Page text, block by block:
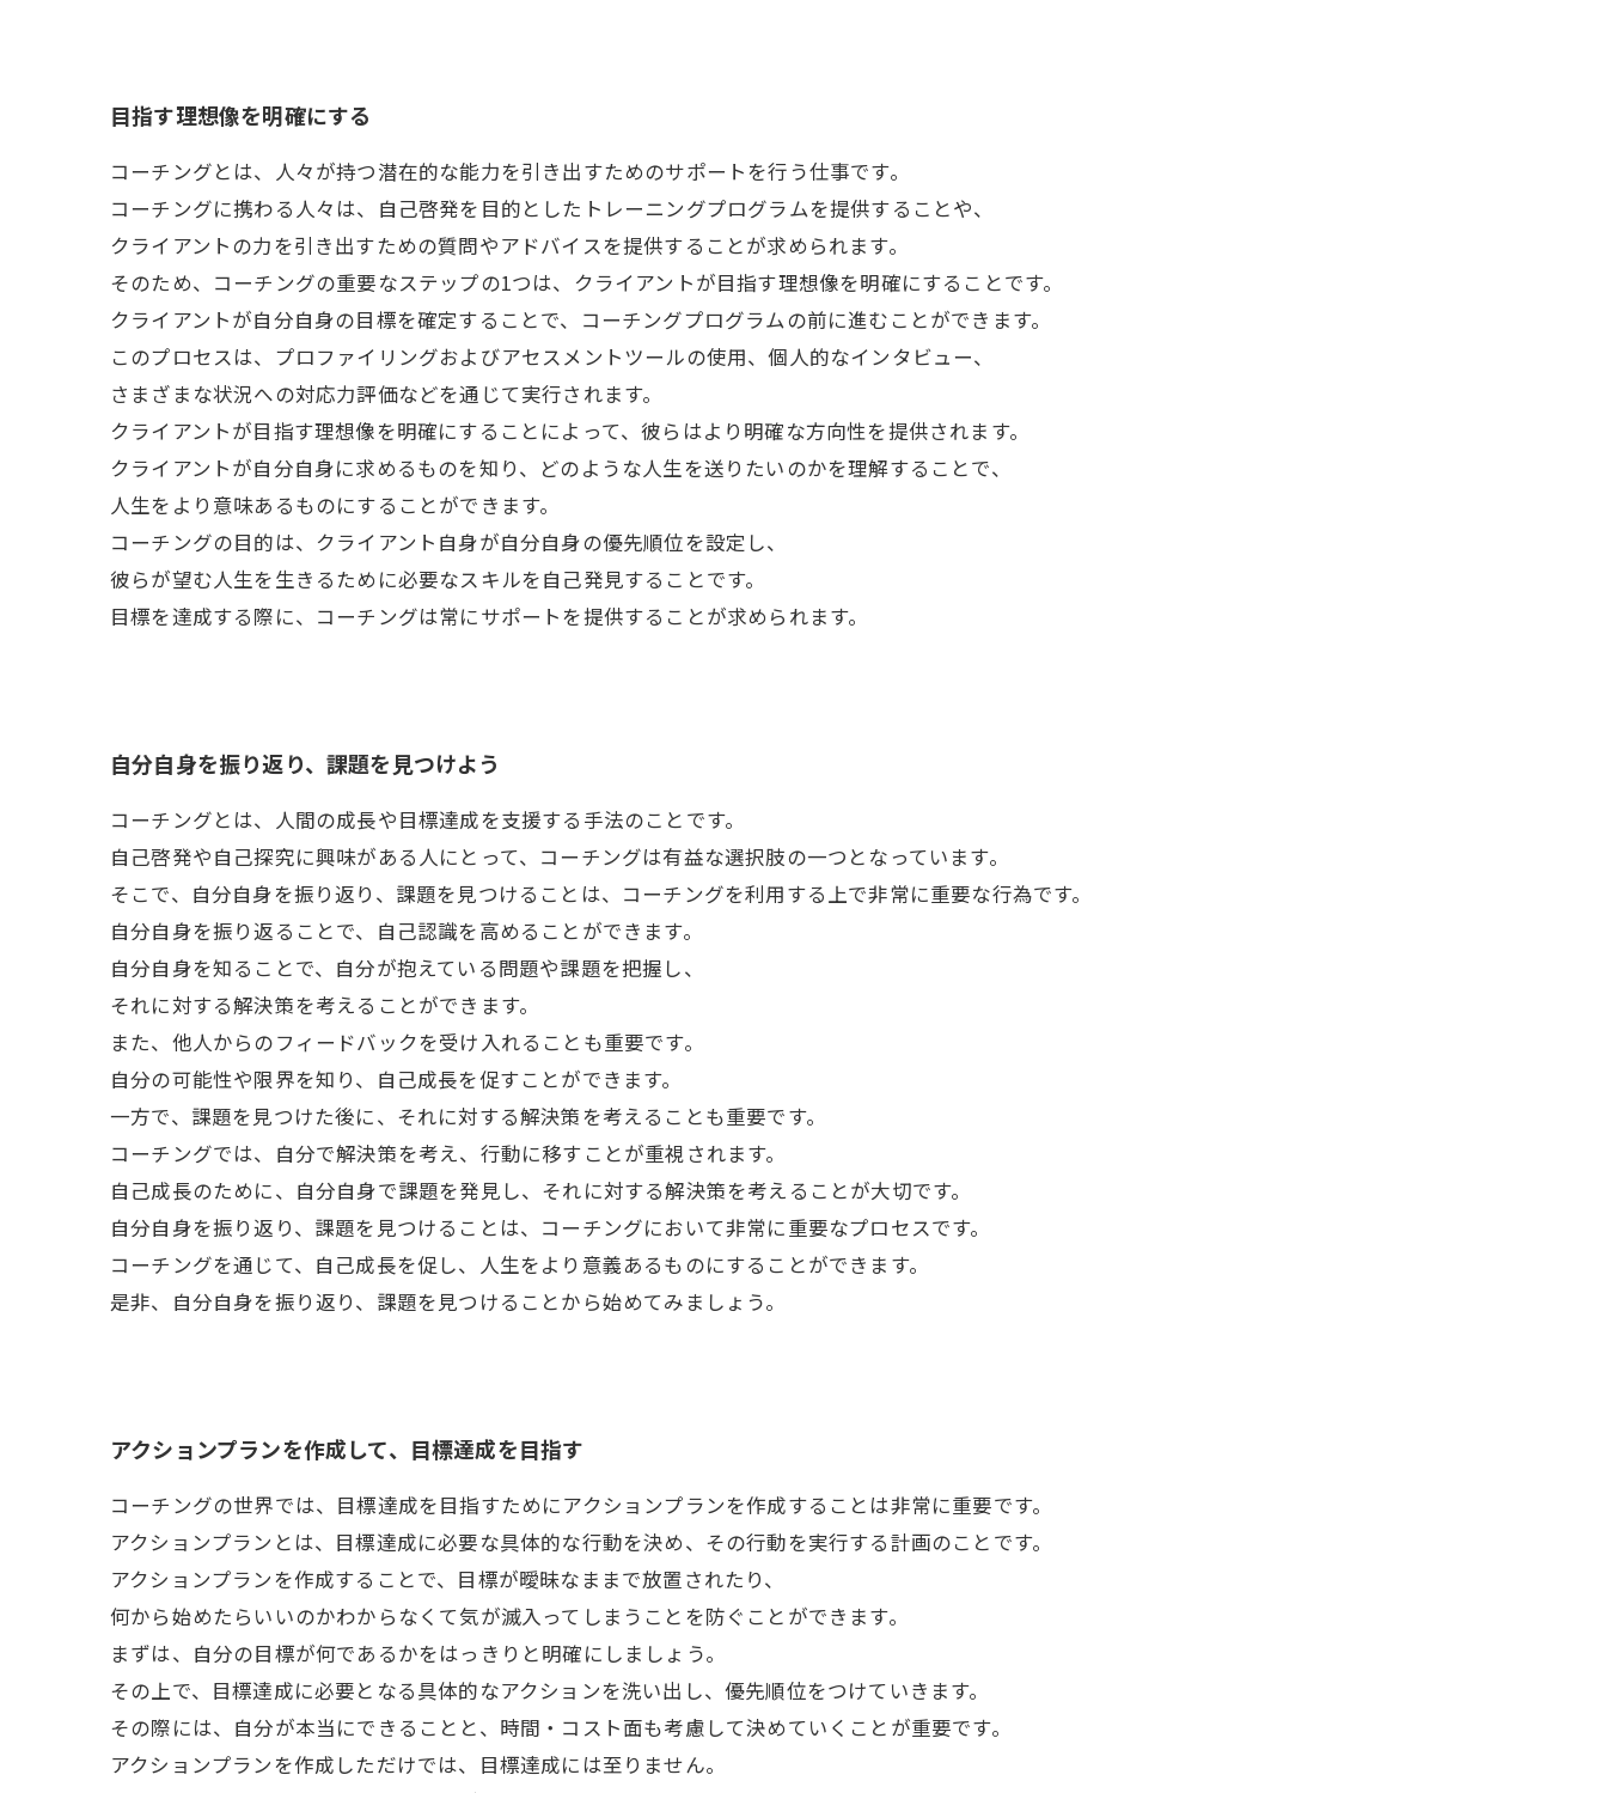
目指す理想像を明確にする
コーチングとは、人々が持つ潜在的な能力を引き出すためのサポートを行う仕事です。
コーチングに携わる人々は、自己啓発を目的としたトレーニングプログラムを提供することや、
クライアントの力を引き出すための質問やアドバイスを提供することが求められます。
そのため、コーチングの重要なステップの1つは、クライアントが目指す理想像を明確にすることです。
クライアントが自分自身の目標を確定することで、コーチングプログラムの前に進むことができます。
このプロセスは、プロファイリングおよびアセスメントツールの使用、個人的なインタビュー、
さまざまな状況への対応力評価などを通じて実行されます。
クライアントが目指す理想像を明確にすることによって、彼らはより明確な方向性を提供されます。
クライアントが自分自身に求めるものを知り、どのような人生を送りたいのかを理解することで、
人生をより意味あるものにすることができます。
コーチングの目的は、クライアント自身が自分自身の優先順位を設定し、
彼らが望む人生を生きるために必要なスキルを自己発見することです。
目標を達成する際に、コーチングは常にサポートを提供することが求められます。
自分自身を振り返り、課題を見つけよう
コーチングとは、人間の成長や目標達成を支援する手法のことです。
自己啓発や自己探究に興味がある人にとって、コーチングは有益な選択肢の一つとなっています。
そこで、自分自身を振り返り、課題を見つけることは、コーチングを利用する上で非常に重要な行為です。
自分自身を振り返ることで、自己認識を高めることができます。
自分自身を知ることで、自分が抱えている問題や課題を把握し、
それに対する解決策を考えることができます。
また、他人からのフィードバックを受け入れることも重要です。
自分の可能性や限界を知り、自己成長を促すことができます。
一方で、課題を見つけた後に、それに対する解決策を考えることも重要です。
コーチングでは、自分で解決策を考え、行動に移すことが重視されます。
自己成長のために、自分自身で課題を発見し、それに対する解決策を考えることが大切です。
自分自身を振り返り、課題を見つけることは、コーチングにおいて非常に重要なプロセスです。
コーチングを通じて、自己成長を促し、人生をより意義あるものにすることができます。
是非、自分自身を振り返り、課題を見つけることから始めてみましょう。
アクションプランを作成して、目標達成を目指す
コーチングの世界では、目標達成を目指すためにアクションプランを作成することは非常に重要です。
アクションプランとは、目標達成に必要な具体的な行動を決め、その行動を実行する計画のことです。
アクションプランを作成することで、目標が曖昧なままで放置されたり、
何から始めたらいいのかわからなくて気が滅入ってしまうことを防ぐことができます。
まずは、自分の目標が何であるかをはっきりと明確にしましょう。
その上で、目標達成に必要となる具体的なアクションを洗い出し、優先順位をつけていきます。
その際には、自分が本当にできることと、時間・コスト面も考慮して決めていくことが重要です。
アクションプランを作成しただけでは、目標達成には至りません。